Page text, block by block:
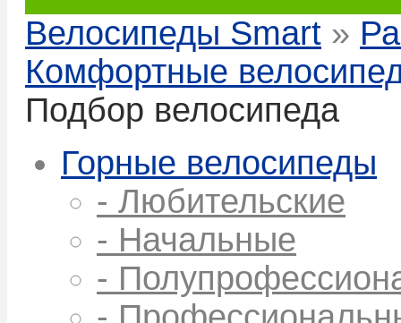
Велосипеды Smart »
Комфортные
Подбор велосипеда
Горные велосипеды
- Любительские
- Начальные
-